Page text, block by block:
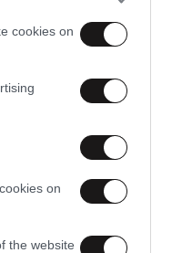
cookies on
on
the website